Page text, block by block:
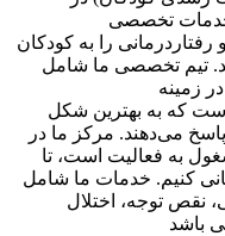
و خدمات تخصصی
رفتاردرمانی را به کودکان
تیم تخصصی ما شامل
زمینه
که به بهترین شکل
می‌دهند. مرکز ما در
به فعالیت است، تا
کنیم. خدمات ما شامل
نقص توجه، اختلال
باشد